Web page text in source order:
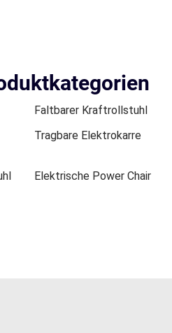
Faltbarer Kraftrollstuhl
Tragbare Elektrokarre
Elektrische Power Chair